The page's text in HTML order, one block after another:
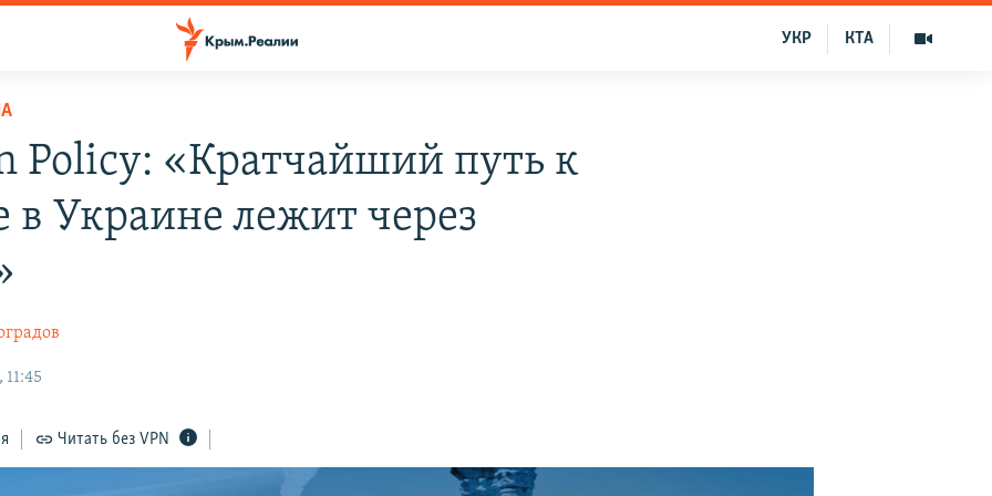
КТА
УКР
Policy: «Кратчайший путь к
в Украине лежит через
Читать без VPN